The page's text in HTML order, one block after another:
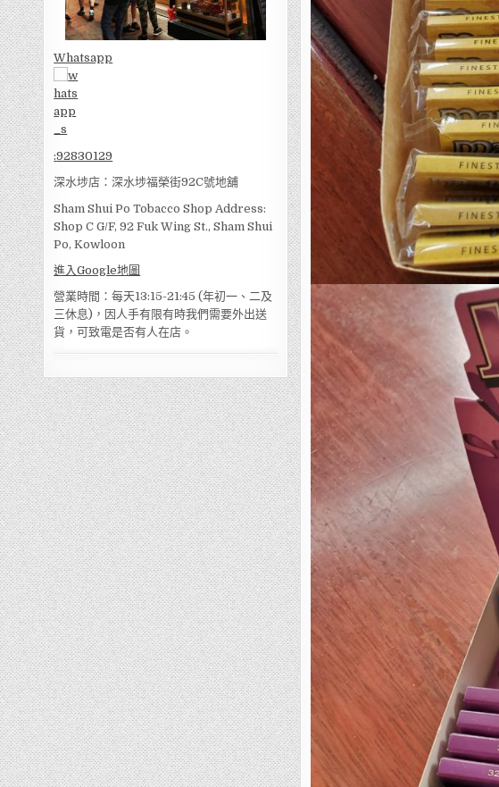
Whatsapp
:92830129
深水埗店：深水埗福榮街92C號地舖
Sham Shui Po Tobacco Shop Address:
Shop C G/F, 92 Fuk Wing St., Sham Shui
Po, Kowloon
進入Google地圖
營業時間：每天13:15-21:45 (年初一、二及
三休息)，因人手有限有時我們需要外出送
貨，可致電是否有人在店。